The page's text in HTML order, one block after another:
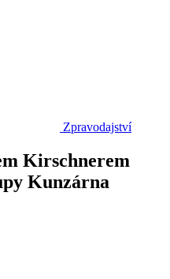
Zpravodajství
Kirschnerem
Kunzárna